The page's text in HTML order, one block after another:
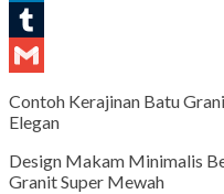
LinkedIn
Tumblr
Contoh Kerajinan Batu
Elegan
Design Makam Minimalis
Granit Super Mewah